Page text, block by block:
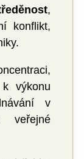
,
konflikt,
výkonu
v
veřejné